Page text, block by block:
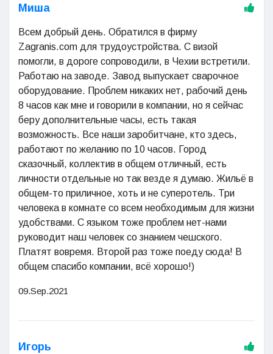
Миша
Всем добрый день. Обратился в фирму
Zagranis.com для трудоустройства. С визой
помогли, в дороге сопроводили, в Чехии встретили.
Работаю на заводе. Завод выпускает сварочное
оборудование. Проблем никаких нет, рабочий день
8 часов как мне и говорили в компании, но я сейчас
беру дополнительные часы, есть такая
возможность. Все наши заробитчане, кто здесь,
работают по желанию по 10 часов. Город
сказочный, коллектив в общем отличный, есть
личности отдельные но так везде я думаю. Жильё в
общем-то приличное, хоть и не суперотель. Три
человека в комнате со всем необходимым для жизни
удобствами. С языком тоже проблем нет-нами
руководит наш человек со знанием чешского.
Платят вовремя. Второй раз тоже поеду сюда! В
общем спасибо компании, всё хорошо!)
09.Sep.2021
Игорь